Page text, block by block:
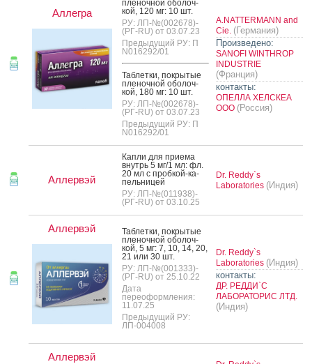
Аллегра
пле­ноч­ной обо­лоч­
кой, 120 мг: 10 шт.
РУ: ЛП-№(002678)-
(РГ-RU) от 03.07.23
Предыдущий РУ: П
N016292/01
Таб­летки, пок­ры­тые
пле­ноч­ной обо­лоч­
кой, 180 мг: 10 шт.
РУ: ЛП-№(002678)-
(РГ-RU) от 03.07.23
Предыдущий РУ: П
N016292/01
A.NATTERMANN and
Cie. (Германия)
Произведено:
SANOFI WINTHROP
INDUSTRIE
(Франция)
контакты:
ОПЕЛЛА ХЕЛСКЕА
ООО (Россия)
Аллервэй
Кап­ли для при­ема
внутрь 5 мг/1 мл: фл.
20 мл с проб­кой-ка­
пель­ни­цей
РУ: ЛП-№(011938)-
(РГ-RU) от 03.10.25
Dr. Reddy`s
Laboratories (Индия)
Аллервэй
Таб­летки, пок­ры­тые
пле­ноч­ной обо­лоч­
кой, 5 мг: 7, 10, 14, 20,
21 или 30 шт.
РУ: ЛП-№(001333)-
(РГ-RU) от 25.10.22
Дата
переоформления:
11.07.25
Предыдущий РУ:
ЛП-004008
Dr. Reddy`s
Laboratories (Индия)
контакты:
ДР. РЕДДИ`С
ЛАБОРАТОРИС ЛТД.
(Индия)
Аллервэй